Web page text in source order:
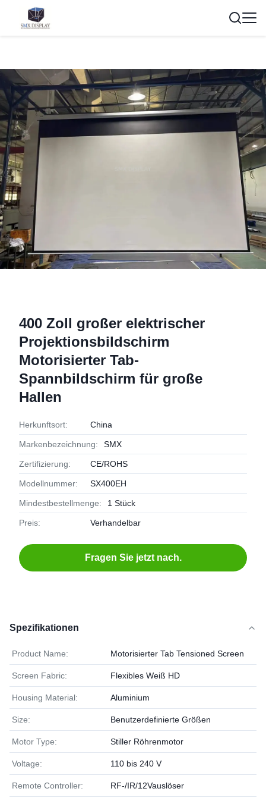
400 Zoll großer elektrischer
Projektionsbildschirm
Motorisierter Tab-
Spannbildschirm für große
Hallen
Herkunftsort: China
Markenbezeichnung: SMX
Zertifizierung: CE/ROHS
Modellnummer: SX400EH
Mindestbestellmenge: 1 Stück
Preis: Verhandelbar
Fragen Sie jetzt nach.
Spezifikationen
Product Name: Motorisierter Tab Tensioned Screen
Screen Fabric: Flexibles Weiß HD
Housing Material: Aluminium
Size: Benutzerdefinierte Größen
Motor Type: Stiller Röhrenmotor
Voltage: 110 bis 240 V
Remote Controller: RF-/IR/12Vauslöser